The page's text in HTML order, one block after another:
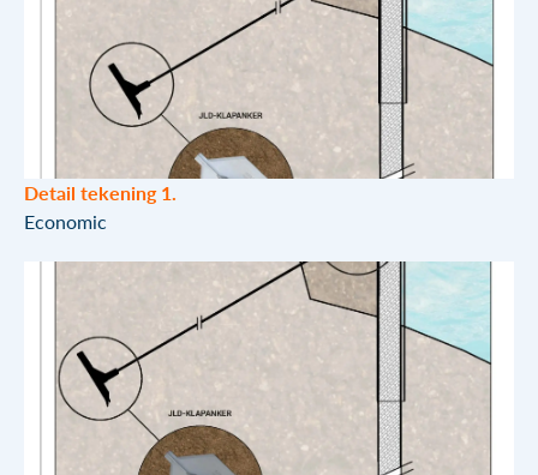
Detail tekening 1.
Economic